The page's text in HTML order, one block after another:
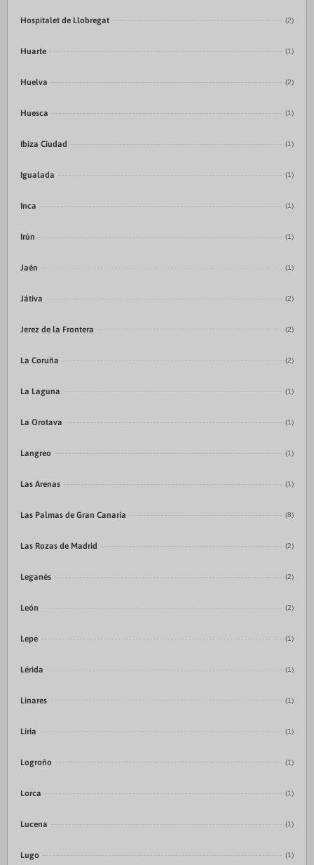
Hospitalet de Llobregat (2)
Huarte (1)
Huelva (2)
Huesca (1)
Ibiza Ciudad (1)
Igualada (1)
Inca (1)
Irún (1)
Jaén (1)
Játiva (2)
Jerez de la Frontera (2)
La Coruña (2)
La Laguna (1)
La Orotava (1)
Langreo (1)
Las Arenas (1)
Las Palmas de Gran Canaria (8)
Las Rozas de Madrid (2)
Leganés (2)
León (2)
Lepe (1)
Lérida (1)
Linares (1)
Líria (1)
Logroño (1)
Lorca (1)
Lucena (1)
Lugo (1)